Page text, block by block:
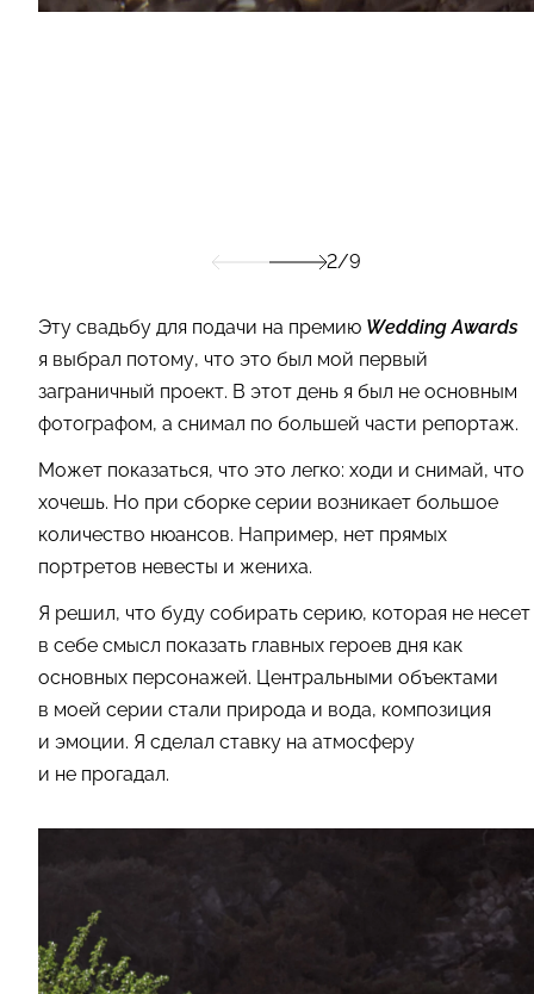
2/9
Эту свадьбу для подачи на премию Wedding Awards
я выбрал потому, что это был мой первый
заграничный проект. В этот день я был не основным
фотографом, а снимал по большей части репортаж.
Может показаться, что это легко: ходи и снимай, что
хочешь. Но при сборке серии возникает большое
количество нюансов. Например, нет прямых
портретов невесты и жениха.
Я решил, что буду собирать серию, которая не несет
в себе смысл показать главных героев дня как
основных персонажей. Центральными объектами
в моей серии стали природа и вода, композиция
и эмоции. Я сделал ставку на атмосферу
и не прогадал.